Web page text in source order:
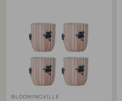
BLOOMINGVILLE